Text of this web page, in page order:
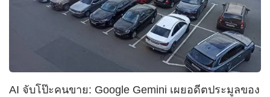
AI จับโป๊ะคนขาย: Google Gemini เผยอดีตประมูลของ